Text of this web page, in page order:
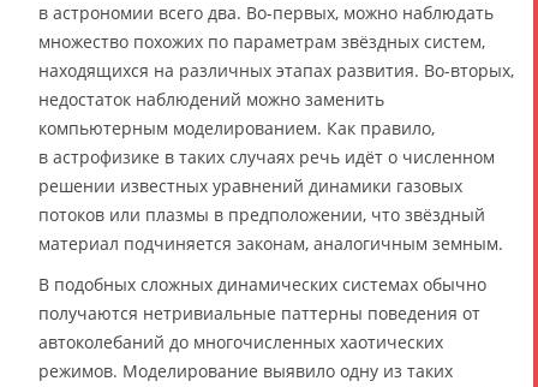
в астрономии всего два. Во-первых, можно наблюдать
множество похожих по параметрам звёздных систем,
находящихся на различных этапах развития. Во-вторых,
недостаток наблюдений можно заменить
компьютерным моделированием. Как правило,
в астрофизике в таких случаях речь идёт о численном
решении известных уравнений динамики газовых
потоков или плазмы в предположении, что звёздный
материал подчиняется законам, аналогичным земным.
В подобных сложных динамических системах обычно
получаются нетривиальные паттерны поведения от
автоколебаний до многочисленных хаотических
режимов. Моделирование выявило одну из таких